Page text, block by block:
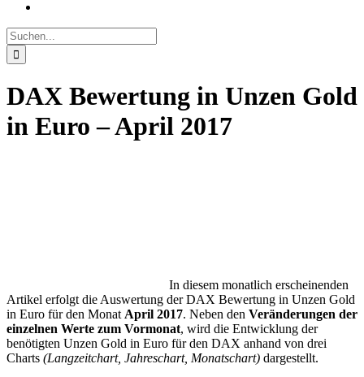
Suche
nach:
DAX Bewertung in Unzen Gold
in Euro – April 2017
In diesem monatlich erscheinenden
Artikel erfolgt die Auswertung der DAX Bewertung in Unzen Gold
in Euro für den Monat April 2017. Neben den Veränderungen der
einzelnen Werte zum Vormonat, wird die Entwicklung der
benötigten Unzen Gold in Euro für den DAX anhand von drei
Charts (Langzeitchart, Jahreschart, Monatschart) dargestellt.